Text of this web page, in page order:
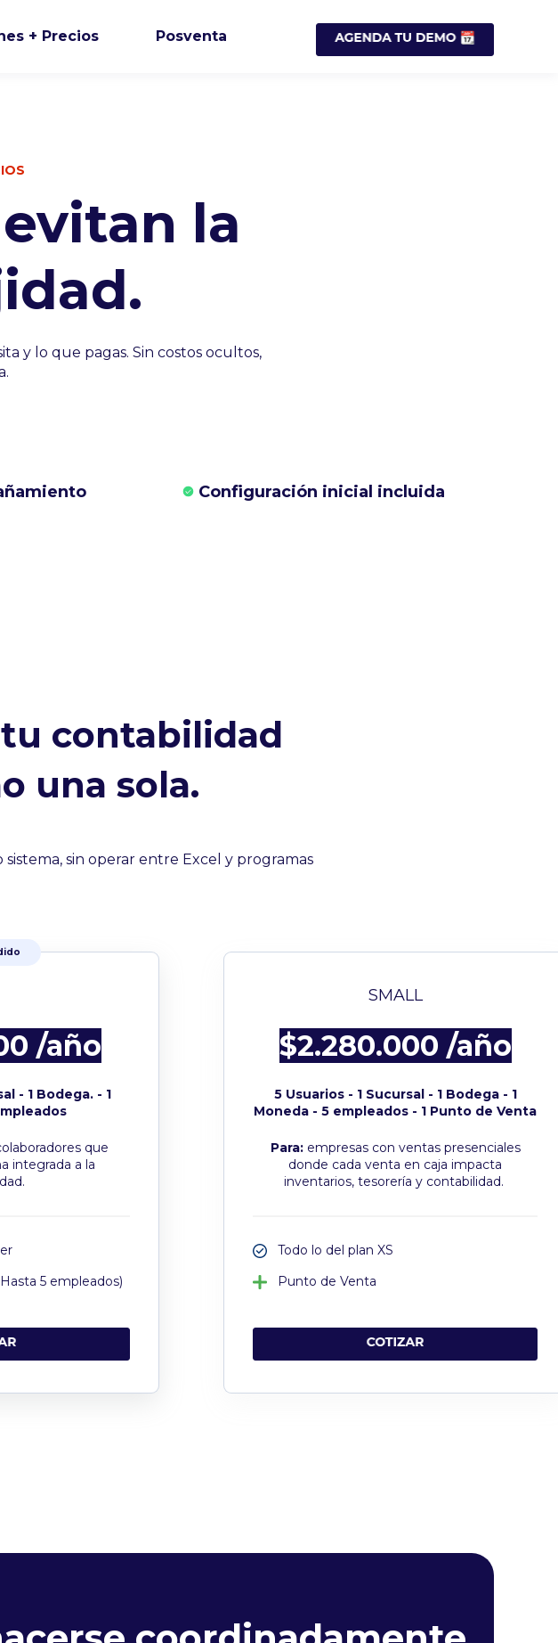
+ Precios Posventa
la
y lo que pagas. Sin costos ocultos,
Configuración inicial incluida
contabilidad
una sola.
sin operar entre Excel y programas
/año
- 1 Bodega. - 1
que
integrada a la
5 empleados)
SMALL
$2.280.000 /año
5 Usuarios - 1 Sucursal - 1 Bodega - 1
Moneda - 5 empleados - 1 Punto de Venta
Para:empresas con ventas presenciales
donde cada venta en caja impacta
inventarios, tesorería y contabilidad.
Todo lo del plan XS
Punto de Venta